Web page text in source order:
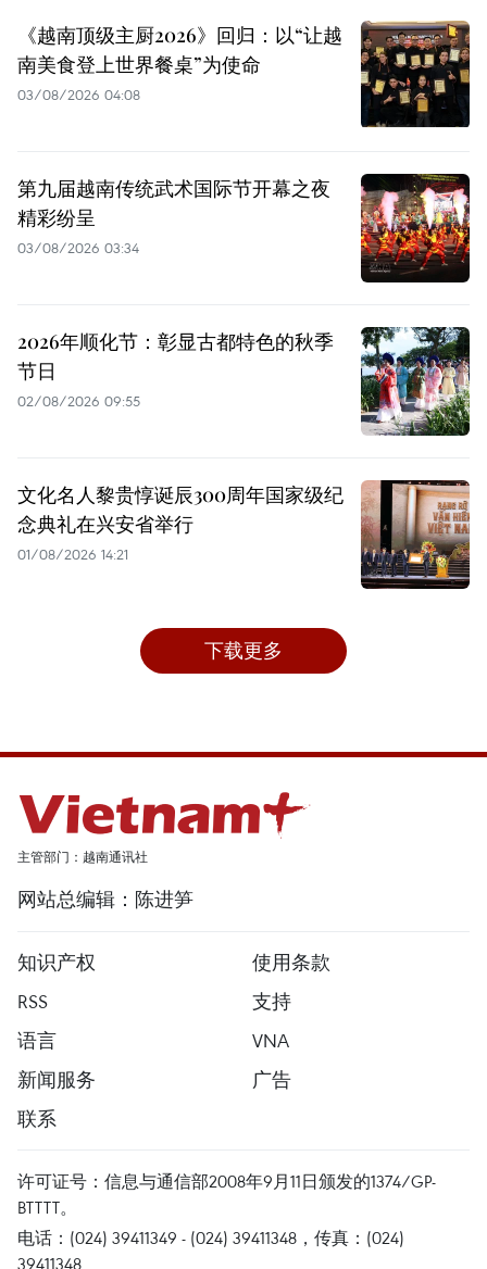
《越南顶级主厨2026》回归：以“让越
南美食登上世界餐桌”为使命
03/08/2026 04:08
第九届越南传统武术国际节开幕之夜
精彩纷呈
03/08/2026 03:34
2026年顺化节：彰显古都特色的秋季
节日
02/08/2026 09:55
文化名人黎贵惇诞辰300周年国家级纪
念典礼在兴安省举行
01/08/2026 14:21
下载更多
主管部门：越南通讯社
网站总编辑：陈进笋
知识产权
使用条款
RSS
支持
语言
VNA
新闻服务
广告
联系
许可证号：信息与通信部2008年9月11日颁发的1374/GP-
BTTTT。
电话：(024) 39411349 - (024) 39411348，传真：(024)
39411348